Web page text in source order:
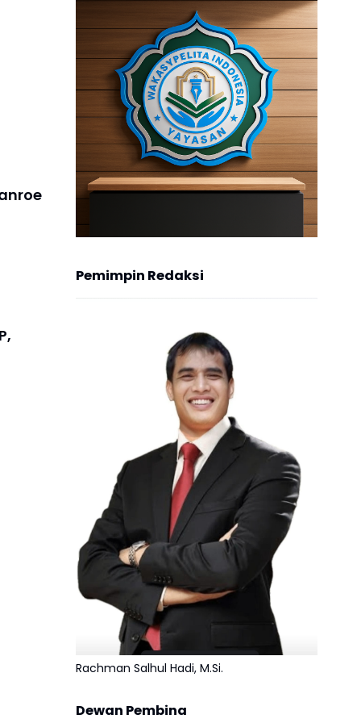
Pemimpin Redaksi
Rachman Salhul Hadi, M.Si.
Dewan Pembina